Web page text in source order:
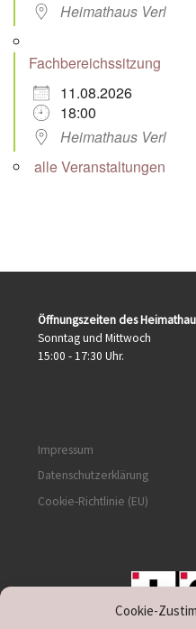
Cookie-
Heimathaus Verl
Fachbereichssitzung
11.08.2026
18:00
Heimathaus Verl
alle Veranstaltungen
Öffnungszeiten des
Sonntag und Mittwoch
15:00 - 17:30 Uhr.
Impressum
Datenschutzerklärung
Cookie-Richtlinie (EU)